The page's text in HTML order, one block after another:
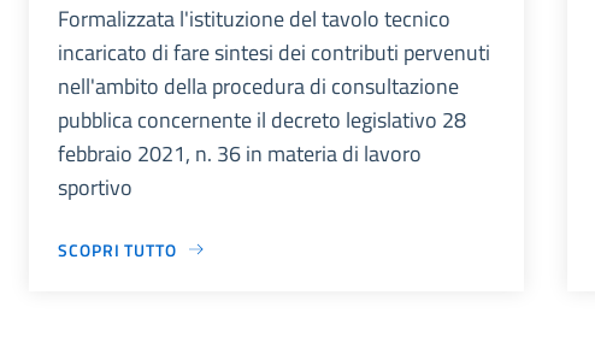
Formalizzata l'istituzione del tavolo tecnico
incaricato di fare sintesi dei contributi pervenuti
nell'ambito della procedura di consultazione
pubblica concernente il decreto legislativo 28
febbraio 2021, n. 36 in materia di lavoro
sportivo
SCOPRI TUTTO